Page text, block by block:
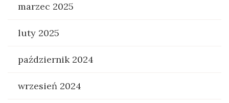
marzec 2025
luty 2025
październik 2024
wrzesień 2024